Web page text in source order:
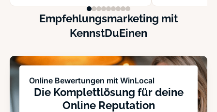
Empfehlungsmarketing mit
KennstDuEinen
Online Bewertungen mit WinLocal
Die Komplettlösung für deine
Online Reputation